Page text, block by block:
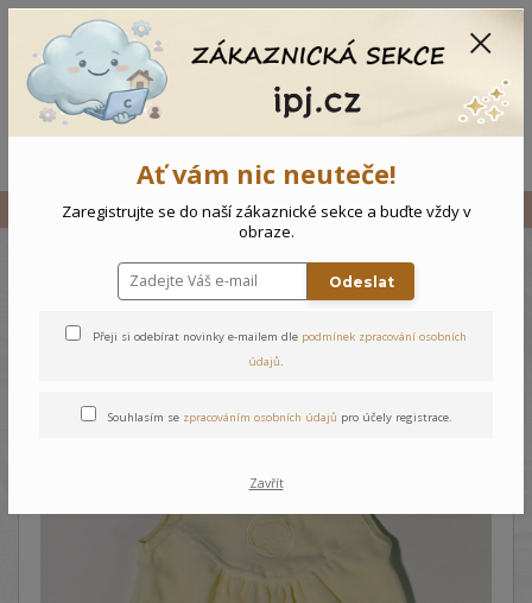
Vše Kojenecké dupačky Sloník
Kojenecké dupačky Sloník
Ať vám nic neuteče!
Zaregistrujte se do naší zákaznické sekce a buďte vždy v
obraze.
Odeslat
Přeji si odebírat novinky e-mailem dle podmínek zpracování osobních
údajů.
Souhlasím se zpracováním osobních údajů pro účely registrace.
Zavřít